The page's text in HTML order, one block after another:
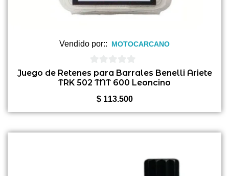
Vendido por:: MOTOCARCANO
0
de
Juego de Retenes para Barrales Benelli Ariete
TRK 502 TNT 600 Leoncino
$113.500